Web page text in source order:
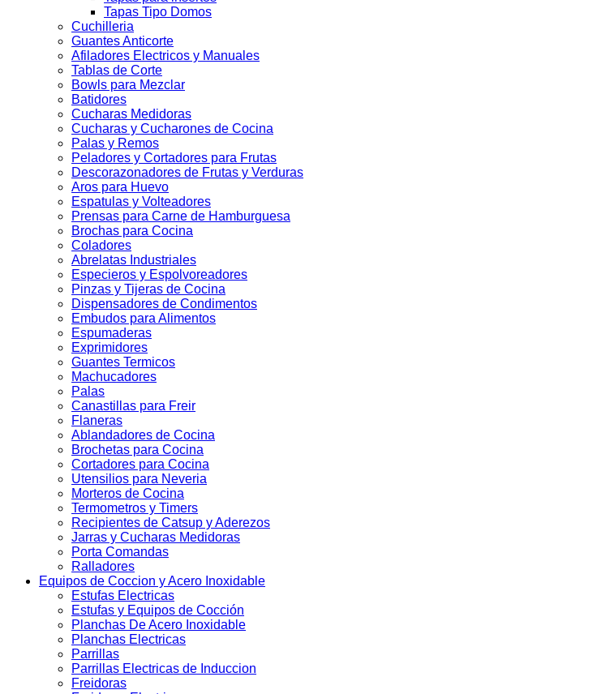
Tapas Tipo Domos
Cuchilleria
Guantes Anticorte
Afiladores Electricos y Manuales
Tablas de Corte
Bowls para Mezclar
Batidores
Cucharas Medidoras
Cucharas y Cucharones de Cocina
Palas y Remos
Peladores y Cortadores para Frutas
Descorazonadores de Frutas y Verduras
Aros para Huevo
Espatulas y Volteadores
Prensas para Carne de Hamburguesa
Brochas para Cocina
Coladores
Abrelatas Industriales
Especieros y Espolvoreadores
Pinzas y Tijeras de Cocina
Dispensadores de Condimentos
Embudos para Alimentos
Espumaderas
Exprimidores
Guantes Termicos
Machucadores
Palas
Canastillas para Freir
Flaneras
Ablandadores de Cocina
Brochetas para Cocina
Cortadores para Cocina
Utensilios para Neveria
Morteros de Cocina
Termometros y Timers
Recipientes de Catsup y Aderezos
Jarras y Cucharas Medidoras
Porta Comandas
Ralladores
Equipos de Coccion y Acero Inoxidable
Estufas Electricas
Estufas y Equipos de Cocción
Planchas De Acero Inoxidable
Planchas Electricas
Parrillas
Parrillas Electricas de Induccion
Freidoras